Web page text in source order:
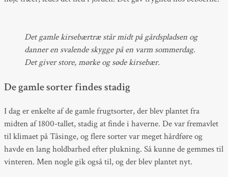
Det gamle kirsebærtræ står midt på gårdspladsen og
danner en svalende skygge på en varm sommerdag.
Det giver store, mørke og søde kirsebær.
De gamle sorter findes stadig
I dag er enkelte af de gamle frugtsorter, der blev plantet fra
midten af 1800-tallet, stadig at finde i haverne. De var fremavlet
til klimaet på Tåsinge, og flere sorter var meget hårdføre og
havde en lang holdbarhed efter plukning. Så kunne de gemmes til
vinteren. Men nogle gik også til, og der blev plantet nyt.